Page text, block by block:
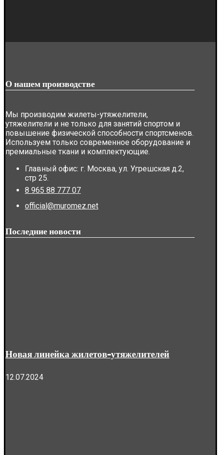
О нашем производстве
Мы производим жилеты-утяжелители,
утяжелители и не только для занятий спортом и
повышение физической способности спортсменов.
Используем только современное оборудование и
премиальные ткани и комплектующие.
Главный офис: г. Москва, ул. Угрешская д.2,
стр 25.
8 965 88 777 07
official@muromez.net
Последние новости
Новая линейка жилетов-утяжелителей
12.07.2024